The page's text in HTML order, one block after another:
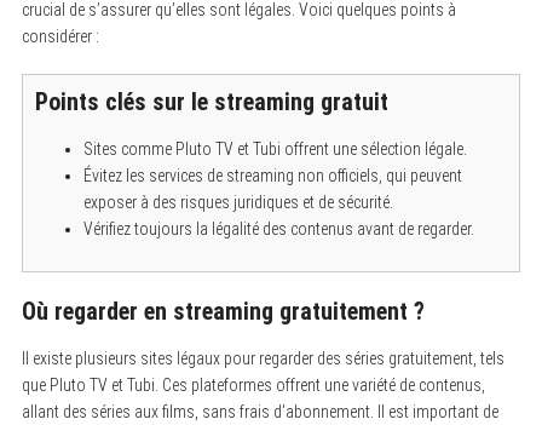
crucial de s’assurer qu’elles sont légales. Voici quelques points à
considérer :
Points clés sur le streaming gratuit
Sites comme Pluto TV et Tubi offrent une sélection légale.
Évitez les services de streaming non officiels, qui peuvent
exposer à des risques juridiques et de sécurité.
Vérifiez toujours la légalité des contenus avant de regarder.
Où regarder en streaming gratuitement ?
Il existe plusieurs sites légaux pour regarder des séries gratuitement, tels
que Pluto TV et Tubi. Ces plateformes offrent une variété de contenus,
allant des séries aux films, sans frais d’abonnement. Il est important de
: